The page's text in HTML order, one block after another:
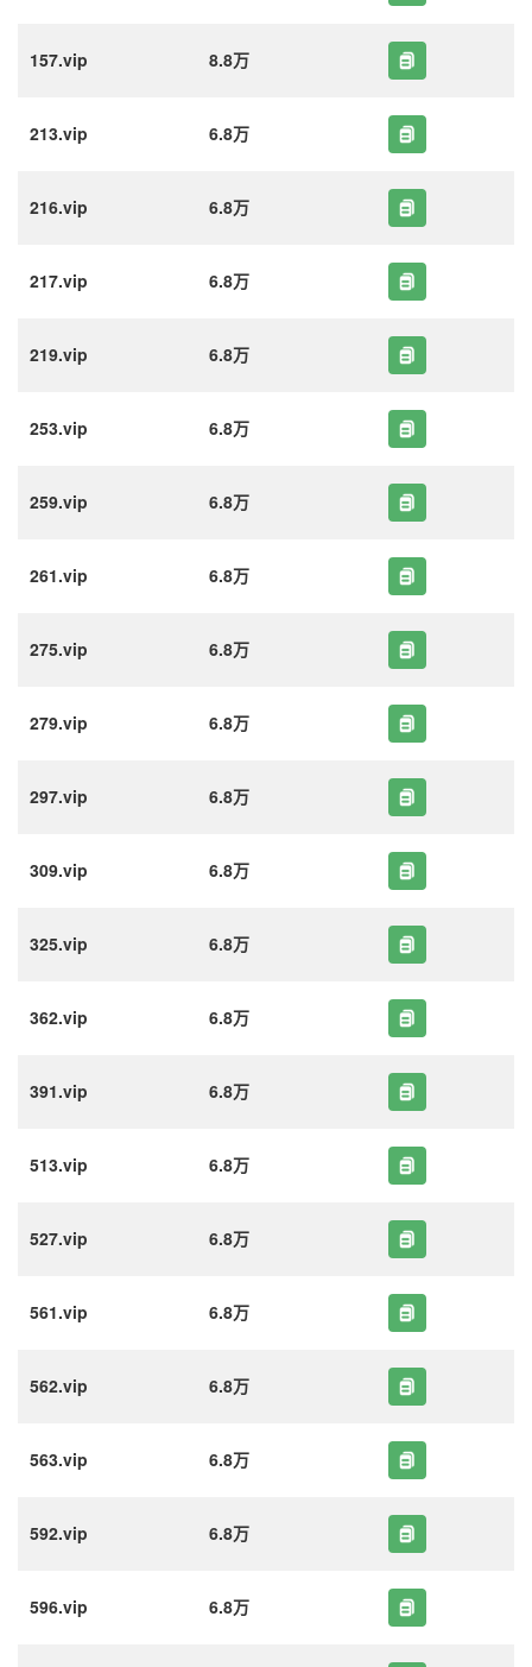
157.vip 8.8万
213.vip 6.8万
216.vip 6.8万
217.vip 6.8万
219.vip 6.8万
253.vip 6.8万
259.vip 6.8万
261.vip 6.8万
275.vip 6.8万
279.vip 6.8万
297.vip 6.8万
309.vip 6.8万
325.vip 6.8万
362.vip 6.8万
391.vip 6.8万
513.vip 6.8万
527.vip 6.8万
561.vip 6.8万
562.vip 6.8万
563.vip 6.8万
592.vip 6.8万
596.vip 6.8万